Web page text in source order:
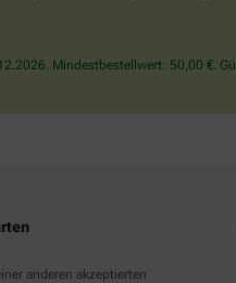
Schlüssel.
Mindestbestellwert: 50,00 €.
anderen akzeptierten